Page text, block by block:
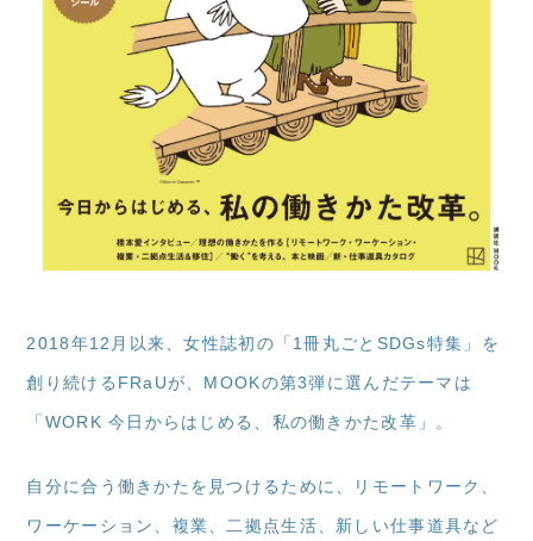
2018年12月以来、女性誌初の「1冊丸ごとSDGs特集」を
創り続けるFRaUが、MOOKの第3弾に選んだテーマは
「WORK 今日からはじめる、私の働きかた改革」。
自分に合う働きかたを見つけるために、リモートワーク、
ワーケーション、複業、二拠点生活、新しい仕事道具など